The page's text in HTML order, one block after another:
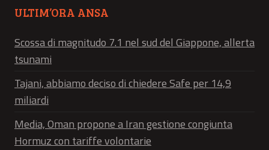
ULTIM’ORA ANSA
Scossa di magnitudo 7.1 nel sud del Giappone, allerta
tsunami
Tajani, abbiamo deciso di chiedere Safe per 14,9
miliardi
Media, Oman propone a Iran gestione congiunta
Hormuz con tariffe volontarie